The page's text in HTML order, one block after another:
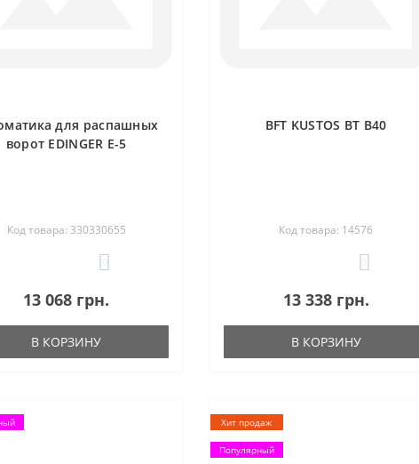
для распашных
ворот EDINGER E-5
Код товара: 330330655
13 068 грн.
В КОРЗИНУ
BFT KUSTOS BT B40
Код товара: 14576
13 338 грн.
В КОРЗИНУ
Хит продаж
Популярный